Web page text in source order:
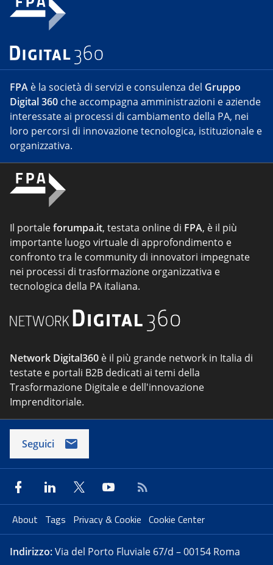
FPA è la società di servizi e consulenza del Gruppo
Digital 360 che accompagna amministrazioni e aziende
interessate ai processi di cambiamento della PA, nei
loro percorsi di innovazione tecnologica, istituzionale e
organizzativa.
Il portaleforumpa.it, testata online di FPA, è il più
importante luogo virtuale di approfondimento e
confronto tra le community di innovatori impegnate
nei processi di trasformazione organizzativa e
tecnologica della PA italiana.
Network Digital360 è il più grande network in Italia di
testate e portali B2B dedicati ai temi della
Trasformazione Digitale e dell'innovazione
Imprenditoriale.
Seguici
About Tags Privacy & Cookie Cookie Center
Indirizzo:Via del Porto Fluviale 67/d – 00154 Roma